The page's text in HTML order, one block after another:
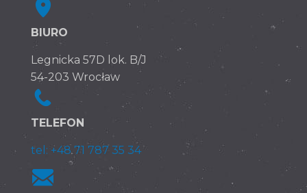
BIURO
Legnicka 57D lok. B/J
54-203 Wrocław
TELEFON
tel: +48 71 787 35 34